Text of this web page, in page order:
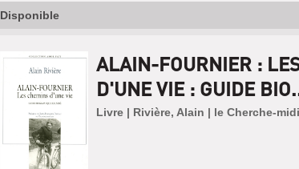
Disponible
ALAIN-FOURNIER :
D'UNE VIE : GUIDE
Livre | Rivière, Alain | le Cherche-